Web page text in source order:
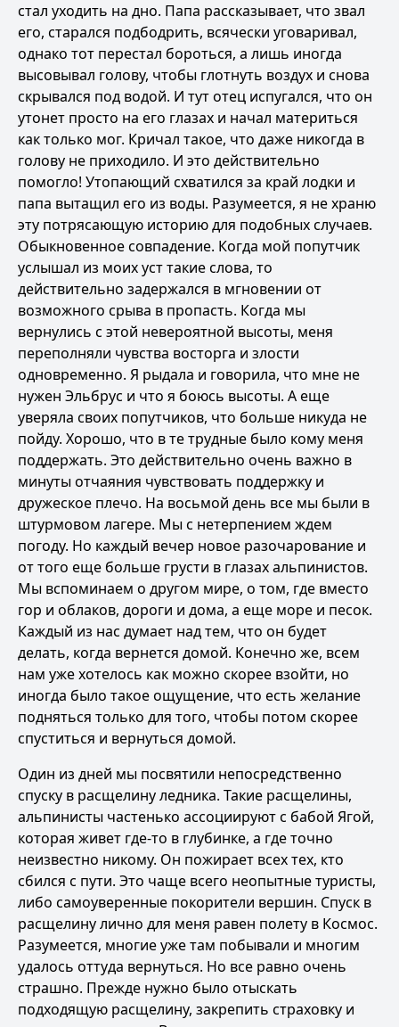
стал уходить на дно. Папа рассказывает, что звал
его, старался подбодрить, всячески уговаривал,
однако тот перестал бороться, а лишь иногда
высовывал голову, чтобы глотнуть воздух и снова
скрывался под водой. И тут отец испугался, что он
утонет просто на его глазах и начал материться
как только мог. Кричал такое, что даже никогда в
голову не приходило. И это действительно
помогло! Утопающий схватился за край лодки и
папа вытащил его из воды. Разумеется, я не храню
эту потрясающую историю для подобных случаев.
Обыкновенное совпадение. Когда мой попутчик
услышал из моих уст такие слова, то
действительно задержался в мгновении от
возможного срыва в пропасть. Когда мы
вернулись с этой невероятной высоты, меня
переполняли чувства восторга и злости
одновременно. Я рыдала и говорила, что мне не
нужен Эльбрус и что я боюсь высоты. А еще
уверяла своих попутчиков, что больше никуда не
пойду. Хорошо, что в те трудные было кому меня
поддержать. Это действительно очень важно в
минуты отчаяния чувствовать поддержку и
дружеское плечо. На восьмой день все мы были в
штурмовом лагере. Мы с нетерпением ждем
погоду. Но каждый вечер новое разочарование и
от того еще больше грусти в глазах альпинистов.
Мы вспоминаем о другом мире, о том, где вместо
гор и облаков, дороги и дома, а еще море и песок.
Каждый из нас думает над тем, что он будет
делать, когда вернется домой. Конечно же, всем
нам уже хотелось как можно скорее взойти, но
иногда было такое ощущение, что есть желание
подняться только для того, чтобы потом скорее
спуститься и вернуться домой.
Один из дней мы посвятили непосредственно
спуску в расщелину ледника. Такие расщелины,
альпинисты частенько ассоциируют с бабой Ягой,
которая живет где-то в глубинке, а где точно
неизвестно никому. Он пожирает всех тех, кто
сбился с пути. Это чаще всего неопытные туристы,
либо самоуверенные покорители вершин. Спуск в
расщелину лично для меня равен полету в Космос.
Разумеется, многие уже там побывали и многим
удалось оттуда вернуться. Но все равно очень
страшно. Прежде нужно было отыскать
подходящую расщелину, закрепить страховку и